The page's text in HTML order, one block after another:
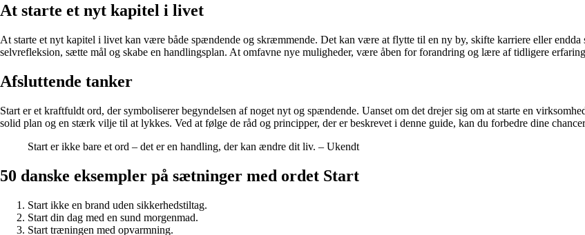
At starte et nyt kapitel i livet
At starte et nyt kapitel i livet kan være både spændende og skræmmende. Det kan være at flytte til en ny by, skifte karriere eller endda
selvrefleksion, sætte mål og skabe en handlingsplan. At omfavne nye muligheder, være åben for forandring og lære af tidligere
Afsluttende tanker
Start er et kraftfuldt ord, der symboliserer begyndelsen af noget nyt og spændende. Uanset om det drejer sig om at starte en
solid plan og en stærk vilje til at lykkes. Ved at følge de råd og principper, der er beskrevet i denne guide, kan du forbedre dine
Start er ikke bare et ord – det er en handling, der kan ændre dit liv. – Ukendt
50 danske eksempler på sætninger med ordet Start
Start ikke en brand uden sikkerhedstiltag.
Start din dag med en sund morgenmad.
Start træningen med opvarmning.